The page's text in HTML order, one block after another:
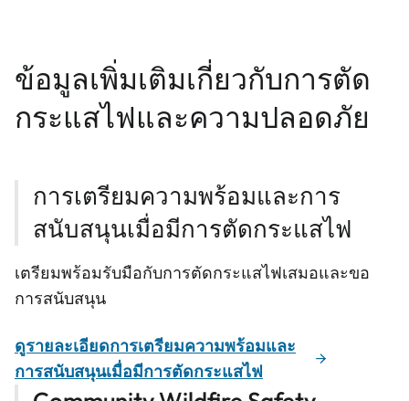
ข้อมูลเพิ่มเติมเกี่ยวกับการตัด
กระแสไฟและความปลอดภัย
การเตรียมความพร้อมและการ
สนับสนุนเมื่อมีการตัดกระแสไฟ
เตรียมพร้อมรับมือกับการตัดกระแสไฟเสมอและขอ
การสนับสนุน
ดูรายละเอียดการเตรียมความพร้อมและ
การสนับสนุนเมื่อมีการตัดกระแสไฟ